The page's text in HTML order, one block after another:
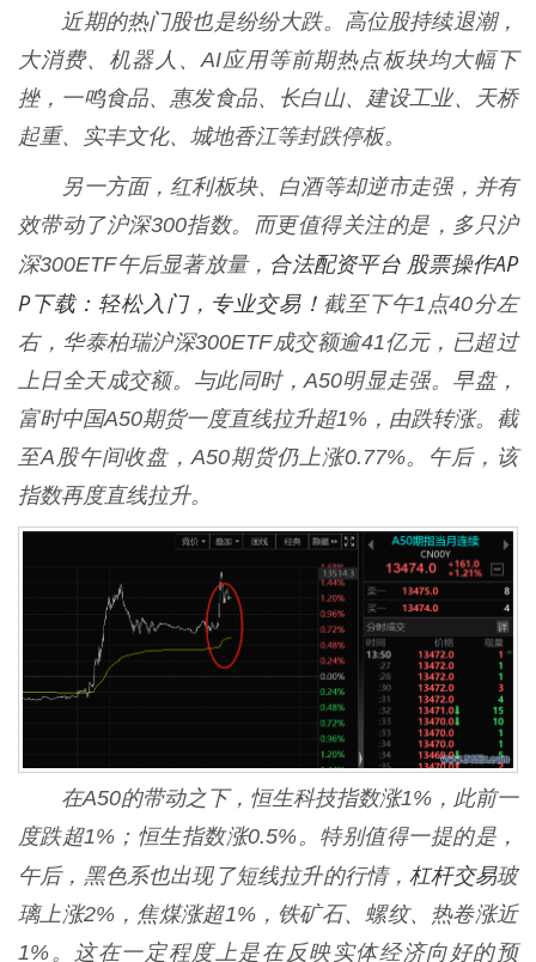
近期的热门股也是纷纷大跌。高位股持续退潮，
大消费、机器人、AI应用等前期热点板块均大幅下
挫，一鸣食品、惠发食品、长白山、建设工业、天桥
起重、实丰文化、城地香江等封跌停板。
另一方面，红利板块、白酒等却逆市走强，并有
效带动了沪深300指数。而更值得关注的是，多只沪
深300ETF午后显著放量， 合法配资平台 股票操作AP
P下载：轻松入门，专业交易！ 截至下午1点40分左
右，华泰柏瑞沪深300ETF成交额逾41亿元，已超过
上日全天成交额。与此同时，A50明显走强。早盘，
富时中国A50期货一度直线拉升超1%，由跌转涨。截
至A股午间收盘，A50期货仍上涨0.77%。午后，该
指数再度直线拉升。
在A50的带动之下，恒生科技指数涨1%，此前一
度跌超1%；恒生指数涨0.5%。特别值得一提的是，
午后，黑色系也出现了短线拉升的行情，杠杆交易玻
璃上涨2%，焦煤涨超1%，铁矿石、螺纹、热卷涨近
1%。这在一定程度上是在反映实体经济向好的预